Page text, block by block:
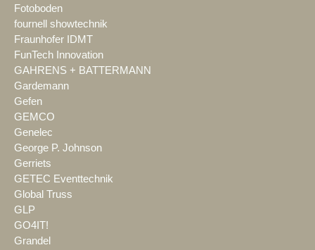
Fotoboden
fournell showtechnik
Fraunhofer IDMT
FunTech Innovation
GAHRENS + BATTERMANN
Gardemann
Gefen
GEMCO
Genelec
George P. Johnson
Gerriets
GETEC Eventtechnik
Global Truss
GLP
GO4IT!
Grandel